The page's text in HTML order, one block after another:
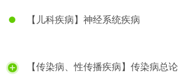
【儿科疾病】神经系统疾病
【传染病、性传播疾病】传染病总论